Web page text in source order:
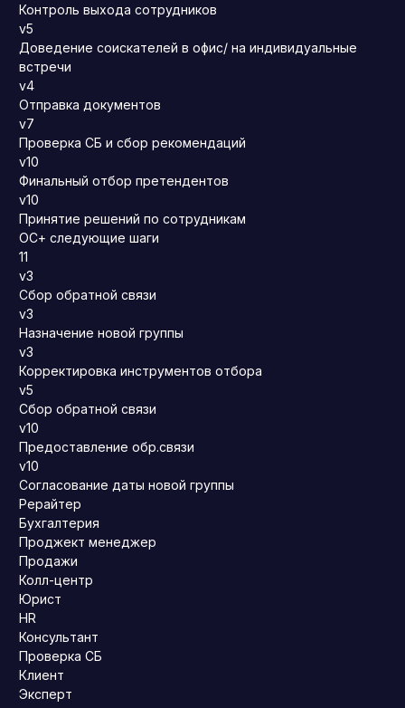
Контроль выхода сотрудников
v5
Доведение соискателей в офис/ на индивидуальные
встречи
v4
Отправка документов
v7
Проверка СБ и сбор рекомендаций
v10
Финальный отбор претендентов
v10
Принятие решений по сотрудникам
ОС+ следующие шаги
11
v3
Сбор обратной связи
v3
Назначение новой группы
v3
Корректировка инструментов отбора
v5
Сбор обратной связи
v10
Предоставление обр.связи
v10
Согласование даты новой группы
Рерайтер
Бухгалтерия
Проджект менеджер
Продажи
Колл-центр
Юрист
HR
Консультант
Проверка СБ
Клиент
Эксперт